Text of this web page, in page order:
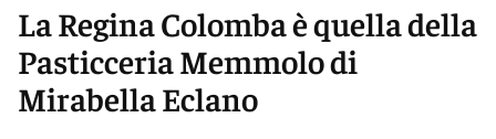
La Regina Colomba è quella della
Pasticceria Memmolo di
Mirabella Eclano